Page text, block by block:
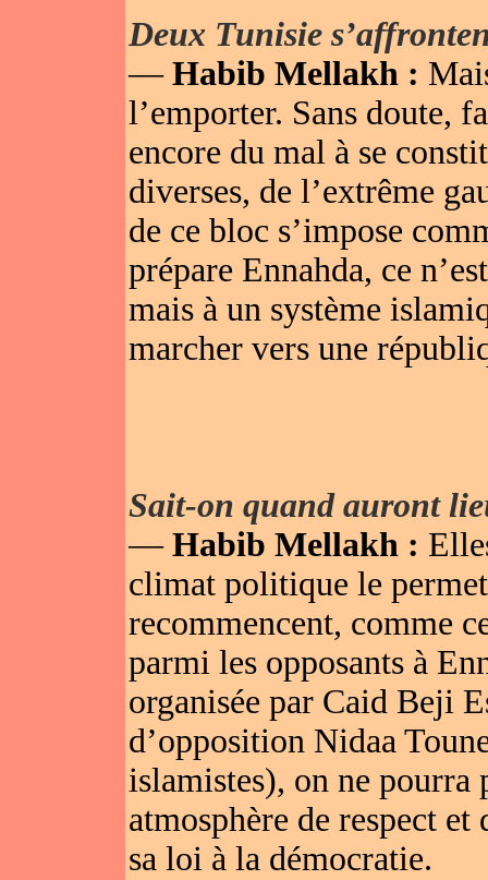
Deux Tunisie
— Habib Mellakh :
l’emporter. Sans doute,
encore du mal à se
diverses, de l’extrême
de ce bloc s’impose
prépare Ennahda, ce
mais à un système
marcher vers une
Sait-on quand auront
— Habib Mellakh :
climat politique le
recommencent, comme
parmi les opposants à
organisée par Caid Beji
d’opposition Nidaa
islamistes), on ne pourra
atmosphère de respect
sa loi à la démocratie.